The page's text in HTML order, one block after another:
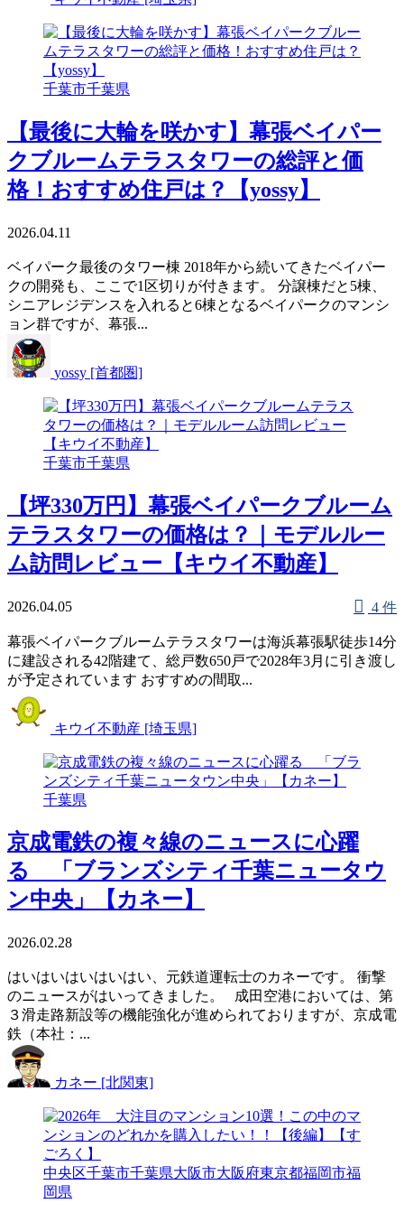
千葉市千葉県
【最後に大輪を咲かす】幕張ベイパー
クブルームテラスタワーの総評と価
格！おすすめ住戸は？【yossy】
2026.04.11
ベイパーク最後のタワー棟 2018年から続いてきたベイパー
クの開発も、ここで1区切りが付きます。 分譲棟だと5棟、
シニアレジデンスを入れると6棟となるベイパークのマンシ
ョン群ですが、幕張...
yossy [首都圏]
千葉市千葉県
【坪330万円】幕張ベイパークブルーム
テラスタワーの価格は？｜モデルルー
ム訪問レビュー【キウイ不動産】
2026.04.05 4 件
幕張ベイパークブルームテラスタワーは海浜幕張駅徒歩14分
に建設される42階建て、総戸数650戸で2028年3月に引き渡し
が予定されています おすすめの間取...
キウイ不動産 [埼玉県]
千葉県
京成電鉄の複々線のニュースに心躍
る 「ブランズシティ千葉ニュータウ
ン中央」【カネー】
2026.02.28
はいはいはいはいはい、元鉄道運転士のカネーです。 衝撃
のニュースがはいってきました。 成田空港においては、第
３滑走路新設等の機能強化が進められておりますが、京成電
鉄（本社：...
カネー [北関東]
中央区千葉市千葉県大阪市大阪府東京都福岡市福
岡県